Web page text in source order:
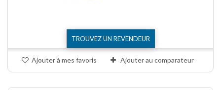
TROUVEZ UN REVENDEUR
Ajouter à mes favoris Ajouter au comparateur